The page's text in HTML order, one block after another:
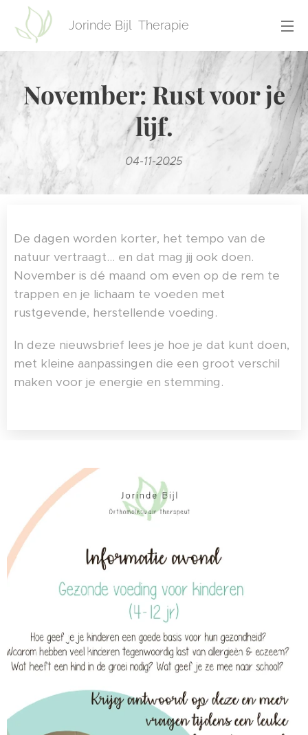
Jorinde Bijl Therapie
November: Rust voor je
lijf.
04-11-2025
De dagen worden korter, het tempo van de
natuur vertraagt… en dat mag jij ook doen.
November is dé maand om even op de rem te
trappen en je lichaam te voeden met
rustgevende, herstellende voeding.
In deze nieuwsbrief lees je hoe je dat kunt doen,
met kleine aanpassingen die een groot verschil
maken voor je energie en stemming.